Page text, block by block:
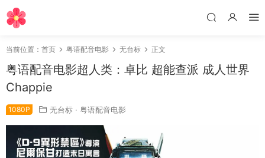
当前位置： 首页 粤语配音电影 无台标 正文
粤语配音电影超人类：卓比 超能查派 成人世界
Chappie
1080P 无台标 · 粤语配音电影